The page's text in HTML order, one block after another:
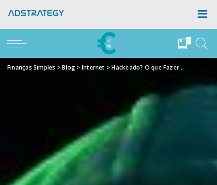
0
Finanças Simples >Blog > Internet >Hackeado? O que Fazer…